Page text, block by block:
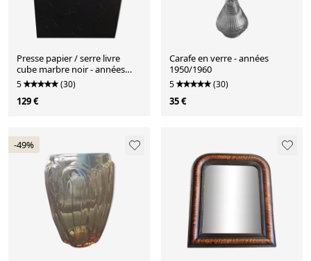
Presse papier / serre livre
cube marbre noir - années
1970
5 (30)
129 €
Carafe en verre - années
1950/1960
5 (30)
35 €
-49%